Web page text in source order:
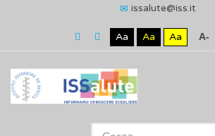
issalute@iss.it
Aa Aa Aa A-